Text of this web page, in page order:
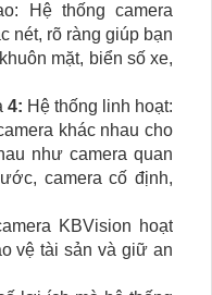
Hệ thống camera
nét, rõ ràng giúp bạn
mặt, biển số xe,
4: Hệ thống linh hoạt:
khác nhau cho
như camera quan
camera cố định,
KBVision hoạt
vệ tài sản và giữ an